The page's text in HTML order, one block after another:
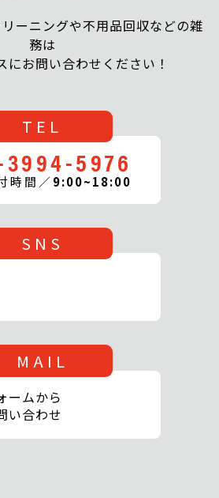
ーニングや不用品回収などの雑
務は
にお問い合わせください！
TEL
5976
時間／9:00~18:00
SNS
MAIL
ームから
い合わせ